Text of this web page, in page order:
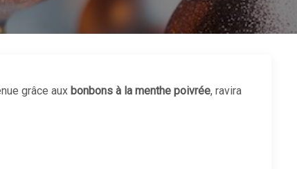
grâce aux bonbons à la menthe poivrée, ravira